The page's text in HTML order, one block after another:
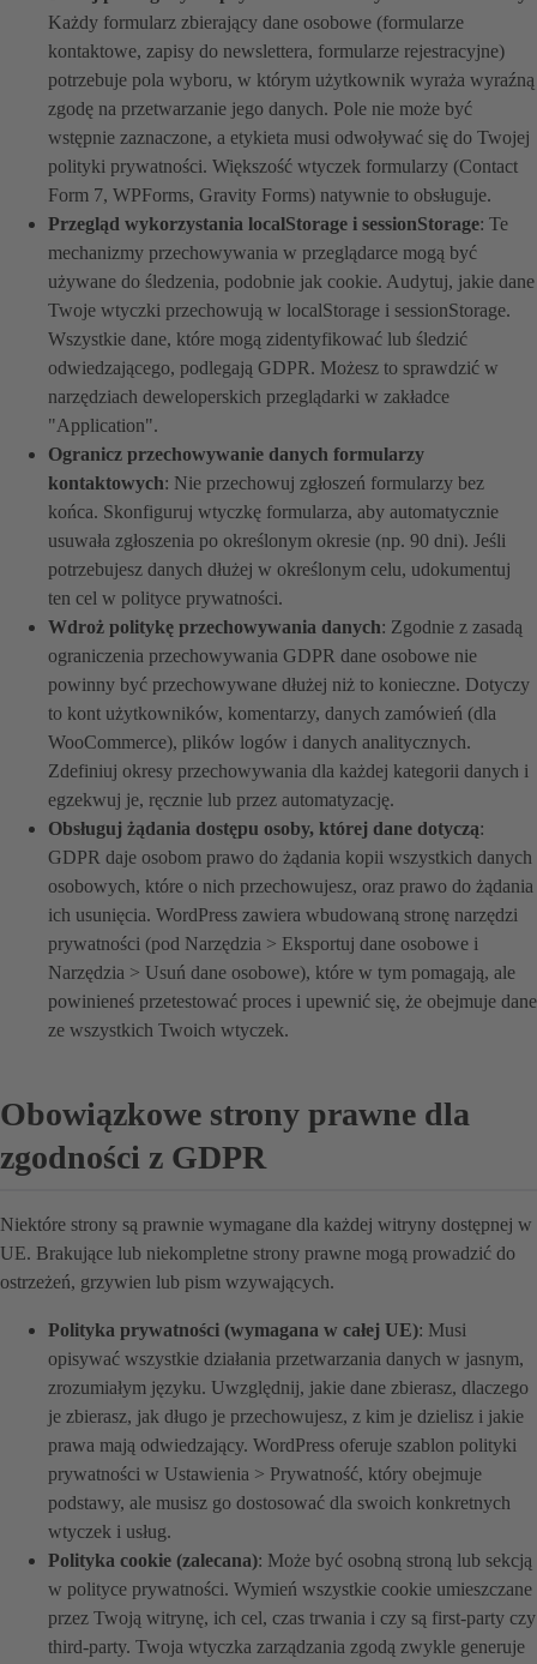
Każdy formularz zbierający dane osobowe (formularze
kontaktowe, zapisy do newslettera, formularze rejestracyjne)
potrzebuje pola wyboru, w którym użytkownik wyraża wyraźną
zgodę na przetwarzanie jego danych. Pole nie może być
wstępnie zaznaczone, a etykieta musi odwoływać się do Twojej
polityki prywatności. Większość wtyczek formularzy (Contact
Form 7, WPForms, Gravity Forms) natywnie to obsługuje.
Przegląd wykorzystania localStorage i sessionStorage: Te
mechanizmy przechowywania w przeglądarce mogą być
używane do śledzenia, podobnie jak cookie. Audytuj, jakie dane
Twoje wtyczki przechowują w localStorage i sessionStorage.
Wszystkie dane, które mogą zidentyfikować lub śledzić
odwiedzającego, podlegają GDPR. Możesz to sprawdzić w
narzędziach deweloperskich przeglądarki w zakładce
"Application".
Ogranicz przechowywanie danych formularzy
kontaktowych: Nie przechowuj zgłoszeń formularzy bez
końca. Skonfiguruj wtyczkę formularza, aby automatycznie
usuwała zgłoszenia po określonym okresie (np. 90 dni). Jeśli
potrzebujesz danych dłużej w określonym celu, udokumentuj
ten cel w polityce prywatności.
Wdroż politykę przechowywania danych: Zgodnie z zasadą
ograniczenia przechowywania GDPR dane osobowe nie
powinny być przechowywane dłużej niż to konieczne. Dotyczy
to kont użytkowników, komentarzy, danych zamówień (dla
WooCommerce), plików logów i danych analitycznych.
Zdefiniuj okresy przechowywania dla każdej kategorii danych i
egzekwuj je, ręcznie lub przez automatyzację.
Obsługuj żądania dostępu osoby, której dane dotyczą:
GDPR daje osobom prawo do żądania kopii wszystkich danych
osobowych, które o nich przechowujesz, oraz prawo do żądania
ich usunięcia. WordPress zawiera wbudowaną stronę narzędzi
prywatności (pod Narzędzia > Eksportuj dane osobowe i
Narzędzia > Usuń dane osobowe), które w tym pomagają, ale
powinieneś przetestować proces i upewnić się, że obejmuje dane
ze wszystkich Twoich wtyczek.
Obowiązkowe strony prawne dla
zgodności z GDPR
Niektóre strony są prawnie wymagane dla każdej witryny dostępnej w
UE. Brakujące lub niekompletne strony prawne mogą prowadzić do
ostrzeżeń, grzywien lub pism wzywających.
Polityka prywatności (wymagana w całej UE): Musi
opisywać wszystkie działania przetwarzania danych w jasnym,
zrozumiałym języku. Uwzględnij, jakie dane zbierasz, dlaczego
je zbierasz, jak długo je przechowujesz, z kim je dzielisz i jakie
prawa mają odwiedzający. WordPress oferuje szablon polityki
prywatności w Ustawienia > Prywatność, który obejmuje
podstawy, ale musisz go dostosować dla swoich konkretnych
wtyczek i usług.
Polityka cookie (zalecana): Może być osobną stroną lub sekcją
w polityce prywatności. Wymień wszystkie cookie umieszczane
przez Twoją witrynę, ich cel, czas trwania i czy są first-party czy
third-party. Twoja wtyczka zarządzania zgodą zwykle generuje